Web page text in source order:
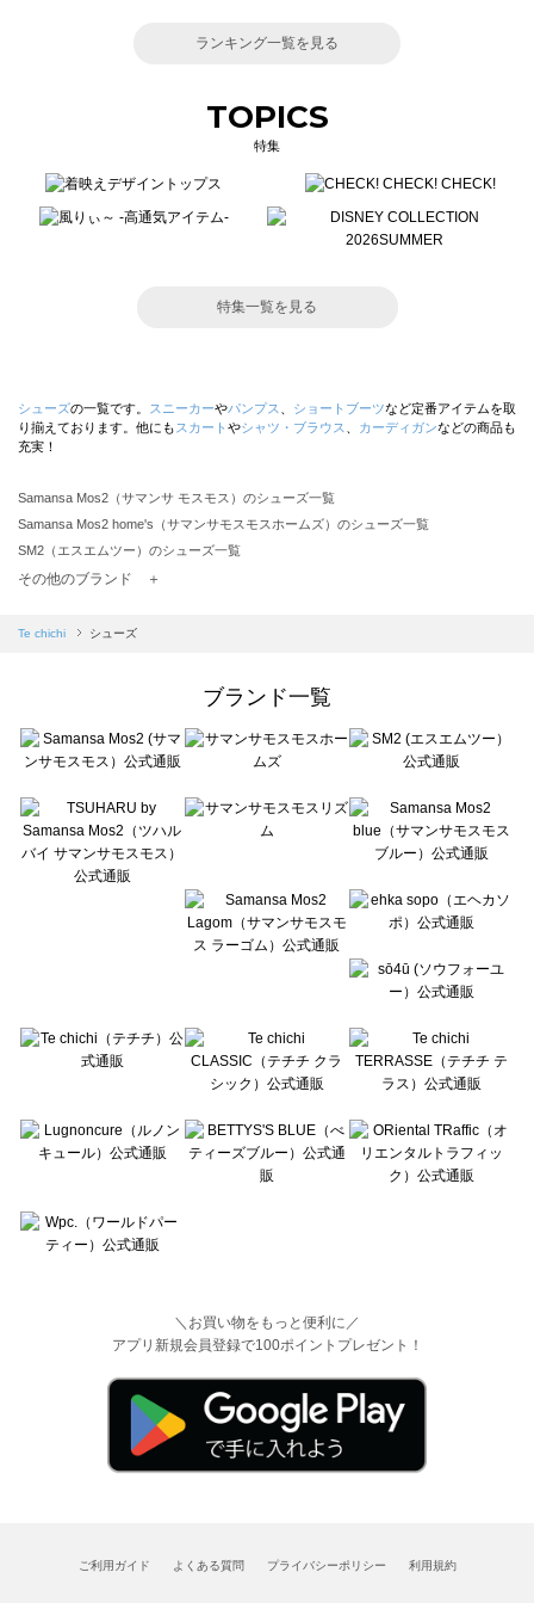
ランキング一覧を見る
TOPICS
特集
特集一覧を見る
シューズの一覧です。 スニーカーやパンプス ショートブーツなど定番アイテムを取
り揃えております。他にも スカート やシャツ・ブラウス カーディガンなどの商品も
充実！
Samansa Mos2（サマンサ モスモス）のシューズ一覧
Samansa Mos2 home's（サマンサモスモスホームズ）のシューズ一覧
SM2（エスエムツー）のシューズ一覧
TSUHARU by Samansa Mos2（ツハルバイサマンサモスモス）のシューズ一覧
Samansa Mos2 blue（サマンサモスモス ブルー）のシューズ一覧
sō4ū（ソウフォーユー）のシューズ一覧
Te chichi（テチチ）のシューズ一覧
Te chichi CLASSIC（テチチ クラシック）のシューズ一覧
Lugnoncure（ルノンキュール）のシューズ一覧
BETTY'S BLUE（べティーズブルー）のシューズ一覧
Wpc.（ワールドパーティー）のシューズ一覧
その他のブランド ＋
Te chichi シューズ
ブランド一覧
＼お買い物をもっと便利に／
アプリ新規会員登録で100ポイントプレゼント！
ご利用ガイド よくある質問 プライバシーポリシー 利用規約